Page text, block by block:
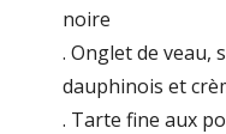
noire
. Onglet de veau,
dauphinois et
. Tarte fine aux